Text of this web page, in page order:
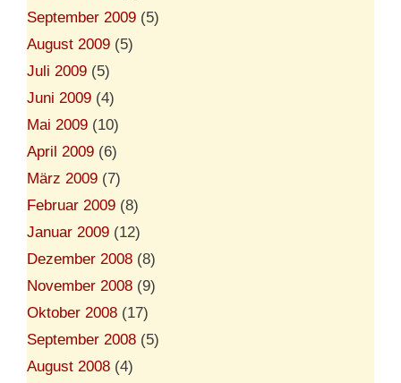
September 2009 (5)
August 2009 (5)
Juli 2009 (5)
Juni 2009 (4)
Mai 2009 (10)
April 2009 (6)
März 2009 (7)
Februar 2009 (8)
Januar 2009 (12)
Dezember 2008 (8)
November 2008 (9)
Oktober 2008 (17)
September 2008 (5)
August 2008 (4)